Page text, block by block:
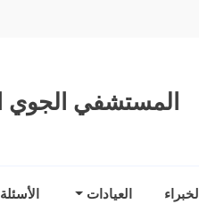
المستشفي الجوي
الخبراء العيادات